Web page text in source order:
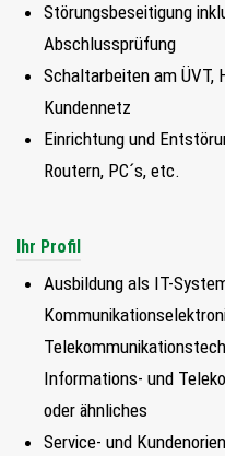
COACHING
JOBS
EXTRA
FIND MY JOB
SUCHEN
Störungsbeseitigung
Abschlussprüfung
Schaltarbeiten am ÜVT,
Kundennetz
Einrichtung und
Routern, PC´s, etc.
Ihr Profil
Ausbildung als IT-
Informations- und
oder ähnliches
Service- und